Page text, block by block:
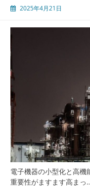
2025年4月21日
電子機器の小型化と高
重要性がますます高まっ